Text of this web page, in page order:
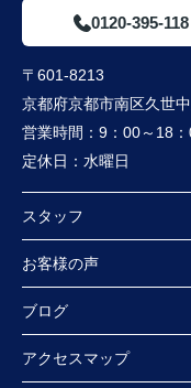
0120-395-118
〒601-8213
京都府京都市南区久世
営業時間： 9：00～18
定休日： 水曜日
スタッフ
お客様の声
ブログ
アクセスマップ